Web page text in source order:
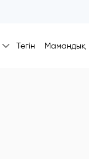
Тегін Мамандық